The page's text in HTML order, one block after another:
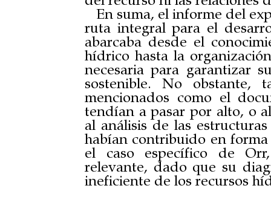
En suma, el informe del
ruta integral para el
abarcaba desde el
hídrico hasta la
necesaria para garantizar
sostenible. No obstante,
mencionados como el
tendían a pasar por alto, o
al análisis de las
habían contribuido en
el caso específico de
relevante, dado que su
ineficiente de los recursos